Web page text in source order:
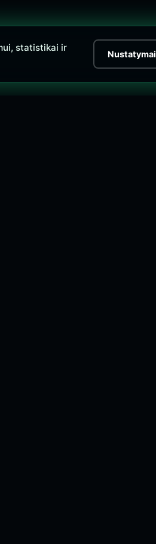
statistikai ir
Nustatymai